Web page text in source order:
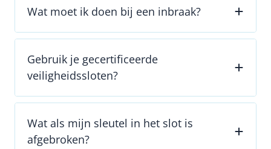
Wat moet ik doen bij een inbraak?
Gebruik je gecertificeerde
veiligheidssloten?
Wat als mijn sleutel in het slot is
afgebroken?